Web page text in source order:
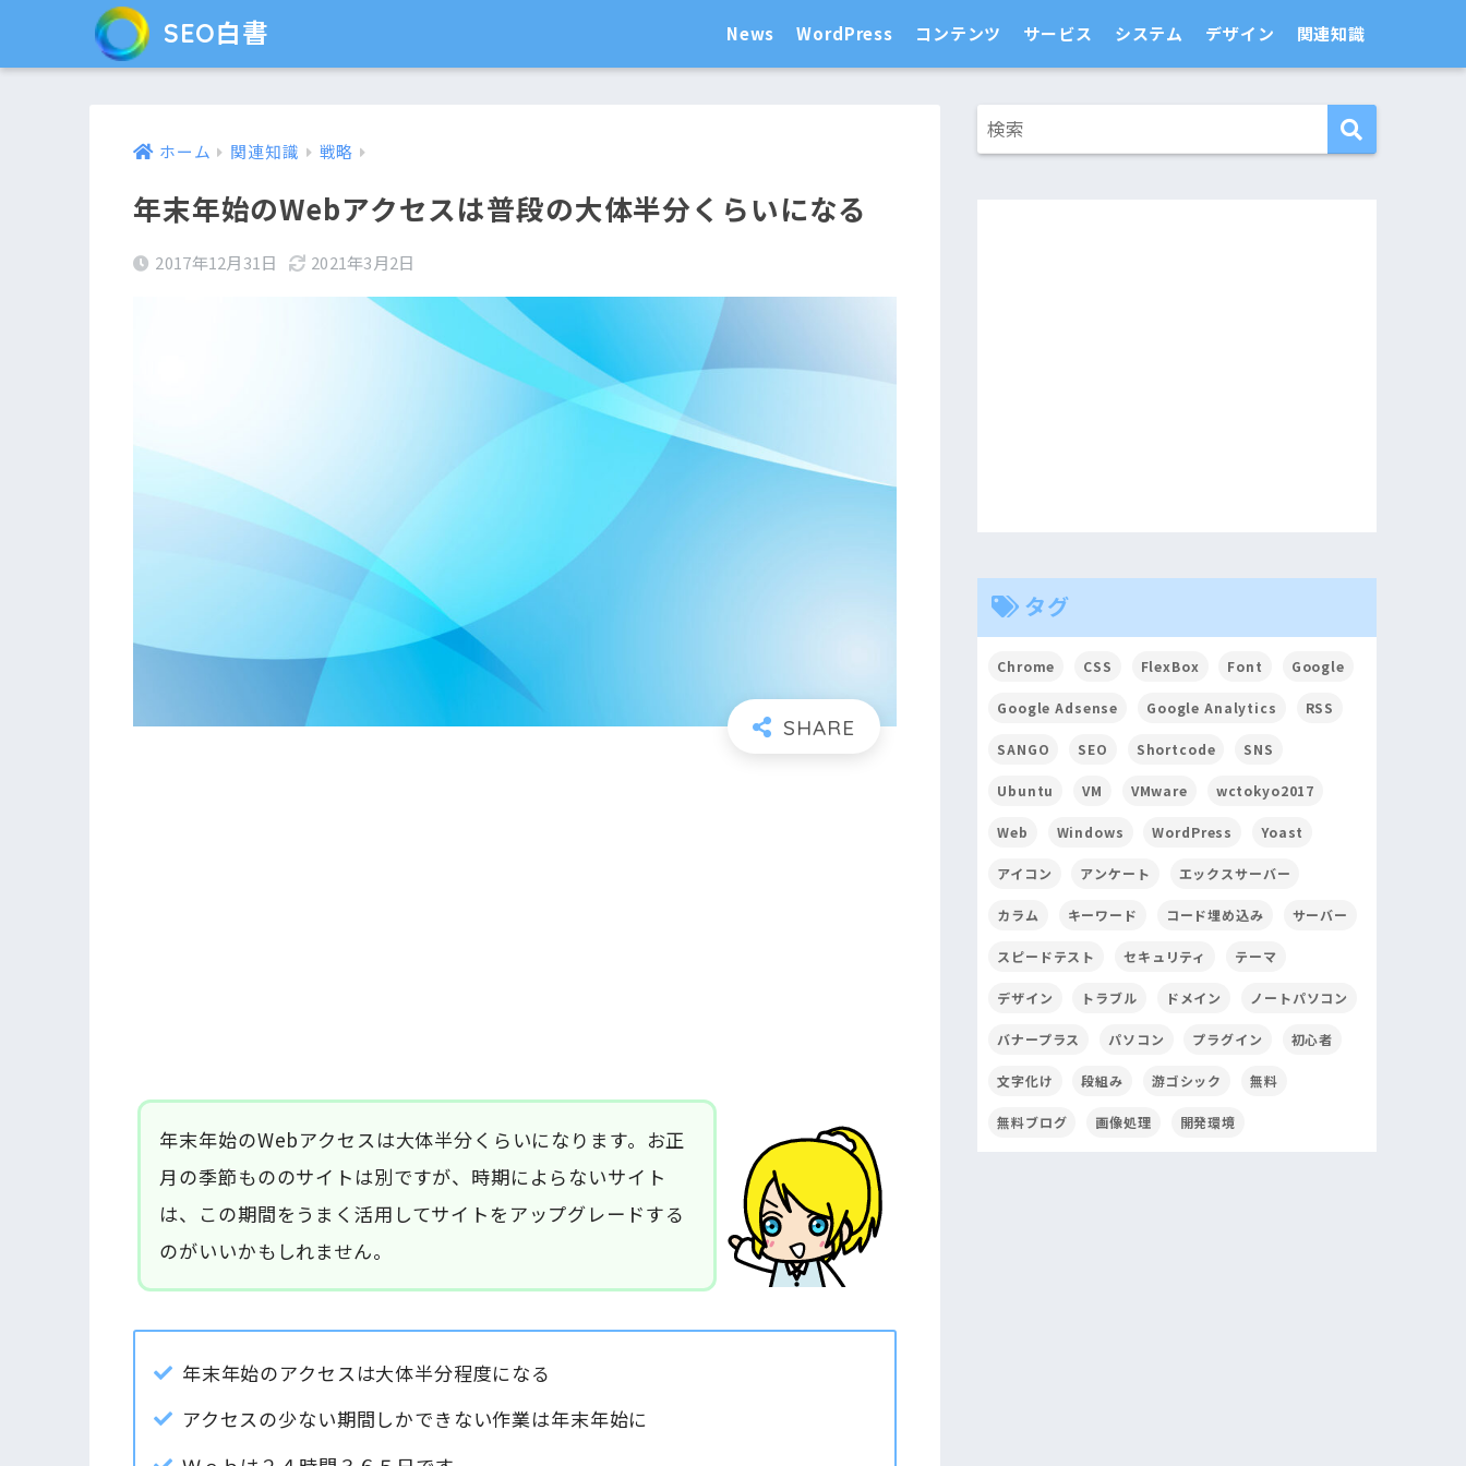
SEO白書 News WordPress コンテンツ サービス システム デザイン 関連知識
ホーム 関連知識 戦略
年末年始のWebアクセスは普段の大体半分くらいになる
2017年12月31日 2021年3月2日
年末年始のWebアクセスは大体半分くらいになります。お正
月の季節もののサイトは別ですが、時期によらないサイト
は、この期間をうまく活用してサイトをアップグレードする
のがいいかもしれません。
年末年始のアクセスは大体半分程度になる
アクセスの少ない期間しかできない作業は年末年始に
タグ
Chrome CSS FlexBox Font Google
Google Adsense Google Analytics RSS
SANGO SEO Shortcode SNS
Ubuntu VM VMware wctokyo2017
Web Windows WordPress Yoast
アイコン アンケート エックスサーバー
カラム キーワード コード埋め込み サーバー
スピードテスト セキュリティ テーマ
デザイン トラブル ドメイン ノートパソコン
バナープラス パソコン プラグイン 初心者
文字化け 段組み 游ゴシック 無料
無料ブログ 画像処理 開発環境